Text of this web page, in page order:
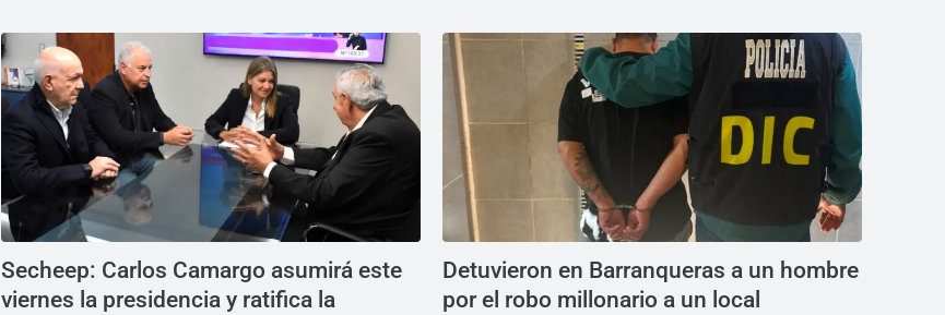
Secheep: Carlos Camargo asumirá este
viernes la presidencia y ratifica la
Detuvieron en Barranqueras a un hombre
por el robo millonario a un local